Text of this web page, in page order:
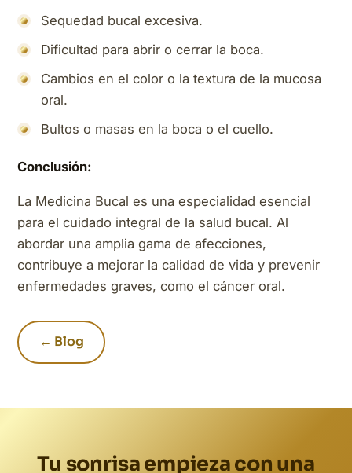
Sequedad bucal excesiva.
Dificultad para abrir o cerrar la boca.
Cambios en el color o la textura de la mucosa
oral.
Bultos o masas en la boca o el cuello.
Conclusión:
La Medicina Bucal es una especialidad esencial
para el cuidado integral de la salud bucal. Al
abordar una amplia gama de afecciones,
contribuye a mejorar la calidad de vida y prevenir
enfermedades graves, como el cáncer oral.
← Blog
Tu sonrisa empieza con una